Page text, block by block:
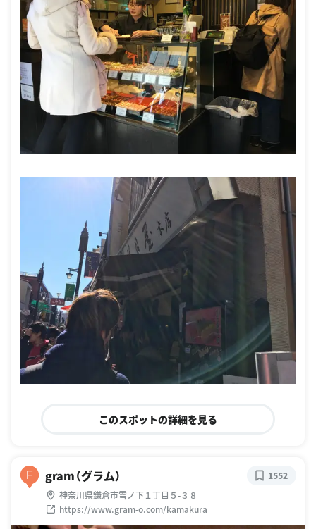
このスポットの詳細を見る
F gram（グラム）
神奈川県鎌倉市雪ノ下１丁目５-３８
https://www.gram-o.com/kamakura
1552